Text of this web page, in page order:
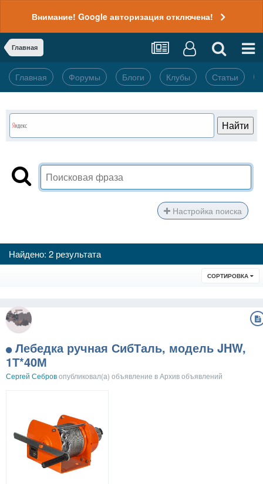
Внимание! Google авторизация отключена!
Главная
Главная Форумы Блоги Клубы Статьи
Настройка поиска
Найдено: 2 результата
СОРТИРОВКА
Лебедка ручная СибТаль, модель JHW,
1Т*40М
Сергей Себровопубликовал(а) объявление вАрхив объявлений